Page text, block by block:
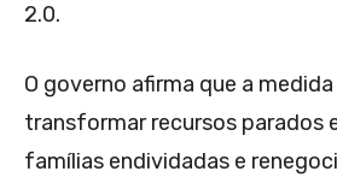
2.0.
O governo afirma que a
transformar recursos parados
famílias endividadas e